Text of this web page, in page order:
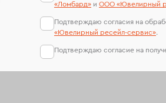
«Ломбард» и ООО «Ювелирный
Подтверждаю согласия на
«Ювелирный ресейл-сервиc».
Подтверждаю согласие на